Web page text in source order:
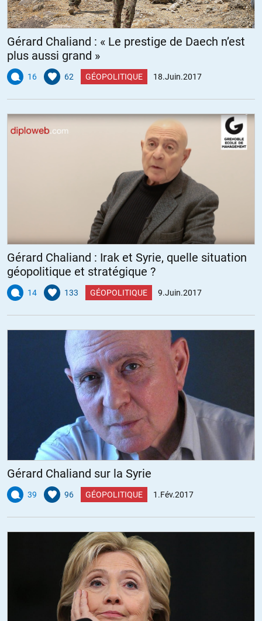
Gérard Chaliand : « Le prestige de Daech n’est
plus aussi grand »
16 62 GÉOPOLITIQUE 18.Juin.2017
Gérard Chaliand : Irak et Syrie, quelle situation
géopolitique et stratégique ?
14 133 GÉOPOLITIQUE 9.Juin.2017
Gérard Chaliand sur la Syrie
39 96 GÉOPOLITIQUE 1.Fév.2017